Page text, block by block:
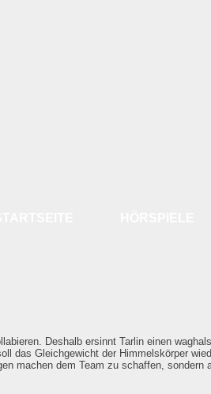
Deshalb ersinnt Tarlin einen
das Gleichgewicht der Himmelskörper
machen dem Team zu schaffen,